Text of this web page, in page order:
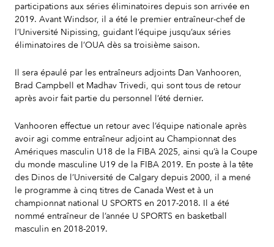
participations aux séries éliminatoires depuis son arrivée en
2019. Avant Windsor, il a été le premier entraîneur-chef de
l’Université Nipissing, guidant l’équipe jusqu’aux séries
éliminatoires de l’OUA dès sa troisième saison.
Il sera épaulé par les entraîneurs adjoints Dan Vanhooren,
Brad Campbell et Madhav Trivedi, qui sont tous de retour
après avoir fait partie du personnel l’été dernier.
Vanhooren effectue un retour avec l’équipe nationale après
avoir agi comme entraîneur adjoint au Championnat des
Amériques masculin U18 de la FIBA 2025, ainsi qu’à la Coupe
du monde masculine U19 de la FIBA 2019. En poste à la tête
des Dinos de l’Université de Calgary depuis 2000, il a mené
le programme à cinq titres de Canada West et à un
championnat national U SPORTS en 2017-2018. Il a été
nommé entraîneur de l’année U SPORTS en basketball
masculin en 2018-2019.